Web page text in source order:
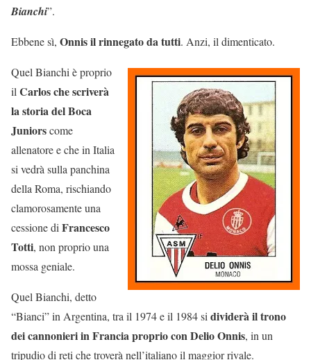
Bianchi”.
Ebbene sì, Onnis il rinnegato da tutti. Anzi, il dimenticato.
Quel Bianchi è proprio
il Carlos che scriverà
la storia del Boca
Juniorscome
allenatore e che in Italia
si vedrà sulla panchina
della Roma, rischiando
clamorosamente una
cessione di Francesco
Totti, non proprio una
mossa geniale.
Quel Bianchi, detto
“Bianci” in Argentina, tra il 1974 e il 1984 si dividerà il trono
dei cannonieri in Francia proprio con Delio Onnis, in un
tripudio di reti che troverà nell’italiano il maggior rivale.